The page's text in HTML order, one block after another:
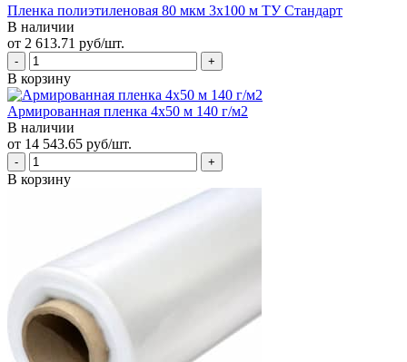
Пленка полиэтиленовая 80 мкм 3х100 м ТУ Стандарт
В наличии
от 2 613.71 руб/шт.
В корзину
Армированная пленка 4х50 м 140 г/м2
В наличии
от 14 543.65 руб/шт.
В корзину